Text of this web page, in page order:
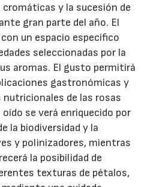
y la sucesión de
gran parte del año. El
un espacio específico
seleccionadas por la
aromas. El gusto permitirá
gastronómicas y
nutricionales de las rosas
se verá enriquecido por
la biodiversidad y la
y polinizadores, mientras
la posibilidad de
texturas de pétalos,